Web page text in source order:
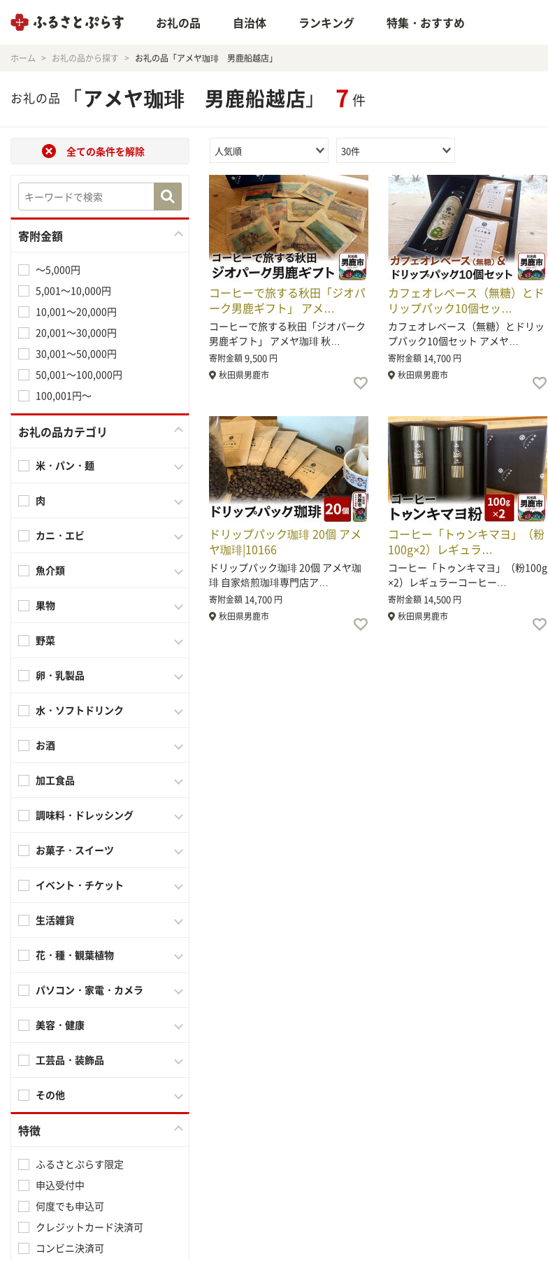
お礼の品 自治体 ランキング 特集・おすすめ
ホーム お礼の品から探す お礼の品「アメヤ珈琲 男鹿船越店」
お礼の品「アメヤ珈琲 男鹿船越店」 7 件
全ての条件を解除
寄附金額
～5,000円
5,001～10,000円
10,001～20,000円
20,001～30,000円
30,001～50,000円
50,001～100,000円
100,001円～
お礼の品カテゴリ
米・パン・麺
肉
カニ・エビ
魚介類
果物
野菜
卵・乳製品
水・ソフトドリンク
お酒
加工食品
調味料・ドレッシング
お菓子・スイーツ
イベント・チケット
生活雑貨
花・種・観葉植物
パソコン・家電・カメラ
美容・健康
工芸品・装飾品
その他
特徴
ふるさとぷらす限定
申込受付中
何度でも申込可
クレジットカード決済可
コンビニ決済可
人気順 30件
コーヒーで旅する秋田「ジオパ
ーク男鹿ギフト」 アメ…
コーヒーで旅する秋田「ジオパーク
男鹿ギフト」 アメヤ珈琲 秋…
寄附金額9,500 円
秋田県男鹿市
カフェオレベース（無糖）とド
リップパック10個セッ…
カフェオレベース（無糖）とドリッ
プパック10個セット アメヤ…
寄附金額 14,700 円
秋田県男鹿市
ドリップパック珈琲 20個 アメ
ヤ珈琲|10166
ドリップパック珈琲 20個 アメヤ珈
琲 自家焙煎珈琲専門店ア…
寄附金額 14,700 円
秋田県男鹿市
コーヒー「トゥンキマヨ」（粉
100g×2）レギュラ…
コーヒー「トゥンキマヨ」（粉100g
×2）レギュラーコーヒー…
寄附金額 14,500 円
秋田県男鹿市